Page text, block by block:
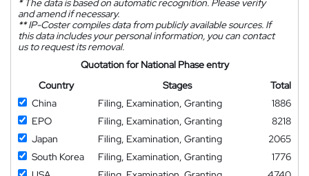
and amend if necessary.
**IP-Coster compiles data from publicly available sources. If
this data includes your personal information, you can contact
us to request its removal.
Quotation for National Phase entry
Country
Stages
Total
China
Filing, Examination, Granting
1886
EPO
Filing, Examination, Granting
8218
Japan
Filing, Examination, Granting
2065
South Korea
Filing, Examination, Granting
1776